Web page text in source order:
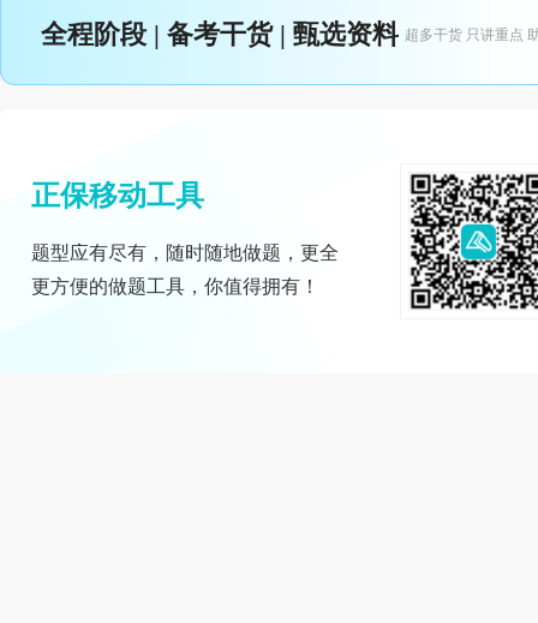
全程阶段 | 备考干货 | 甄选资料 超多干货 只讲重点
正保移动工具
题型应有尽有，随时随地做题，更全
更方便的做题工具，你值得拥有！